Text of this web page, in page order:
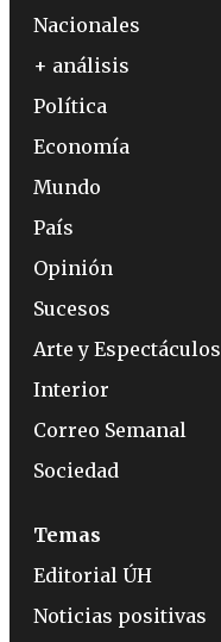
Nacionales
+ análisis
Política
Economía
Mundo
País
Opinión
Sucesos
Arte y Espectáculos
Interior
Correo Semanal
Sociedad
Temas
Editorial ÚH
Noticias positivas